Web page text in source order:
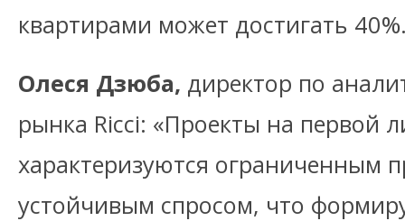
квартирами может достигать
Олеся Дзюба, директор по
рынка Ricci: «Проекты на первой
характеризуются ограниченным
устойчивым спросом, что